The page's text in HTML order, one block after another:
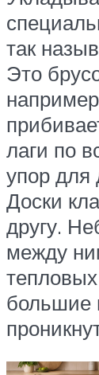
так
Это
лаги по
упор для
Доски
другу.
между
большие